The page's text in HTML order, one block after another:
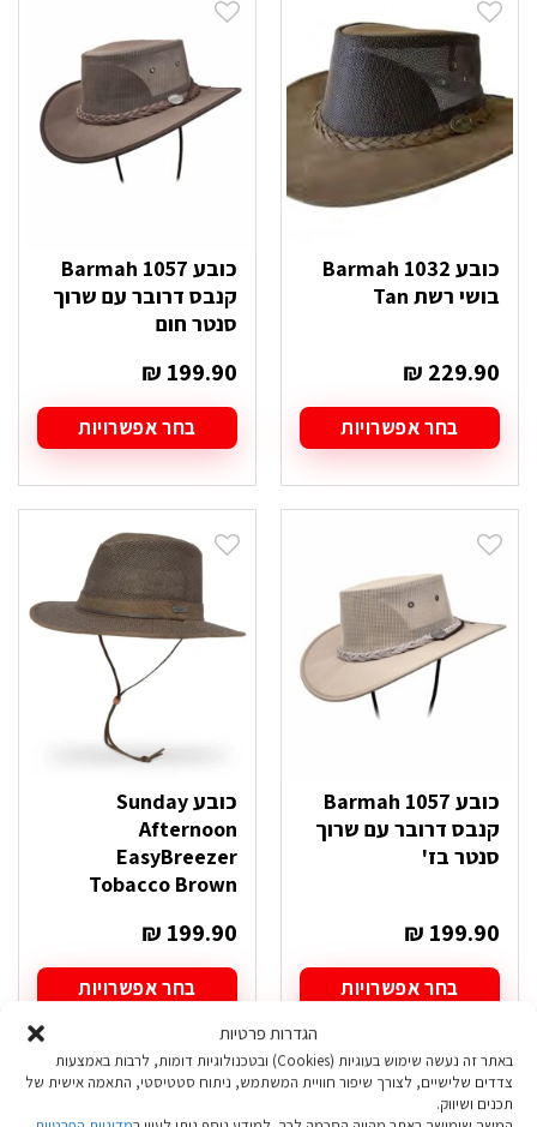
הגדרות פרטיות
באתר זה נעשה שימוש בעוגיות (Cookies) ובטכנולוגיות דומות, לרבות באמצעות
צדדים שלישיים, לצורך שיפור חוויית המשתמש, ניתוח סטטיסטי, התאמה אישית של
תכנים ושיווק.
סוגים.
את
האפשרויות
בעמוד
כובע Barmah 1032
בושי רשת Tan
₪ 229.90
בחר אפשרויות
זה
יש
סוגים.
את
האפשרויות
כובע Barmah 1057
קנבס דרובר עם שרוך
סנטר חום
₪ 199.90
בחר אפשרויות
זה
יש
סוגים.
את
האפשרויות
כובע Barmah 1057
קנבס דרובר עם שרוך
סנטר בז'
₪ 199.90
בחר אפשרויות
יש
מספר
סוגים.
כובע Sunday
Afternoon
EasyBreezer
Tobacco Brown
₪ 199.90
בחר אפשרויות
זה
יש
מספר